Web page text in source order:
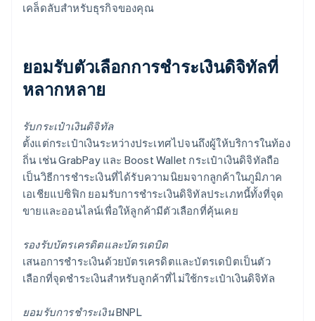
เคล็ดลับสำหรับธุรกิจของคุณ
ยอมรับตัวเลือกการชำระเงินดิจิทัลที่
หลากหลาย
รับกระเป๋าเงินดิจิทัล
ตั้งแต่กระเป๋าเงินระหว่างประเทศไปจนถึงผู้ให้บริการในท้อง
ถิ่น เช่น GrabPay และ Boost Wallet กระเป๋าเงินดิจิทัลถือ
เป็นวิธีการชำระเงินที่ได้รับความนิยมจากลูกค้าในภูมิภาค
เอเชียแปซิฟิก ยอมรับการชำระเงินดิจิทัลประเภทนี้ทั้งที่จุด
ขายและออนไลน์เพื่อให้ลูกค้ามีตัวเลือกที่คุ้นเคย
รองรับบัตรเครดิตและบัตรเดบิต
เสนอการชำระเงินด้วยบัตรเครดิตและบัตรเดบิตเป็นตัว
เลือกที่จุดชำระเงินสำหรับลูกค้าที่ไม่ใช้กระเป๋าเงินดิจิทัล
ยอมรับการชำระเงิน BNPL